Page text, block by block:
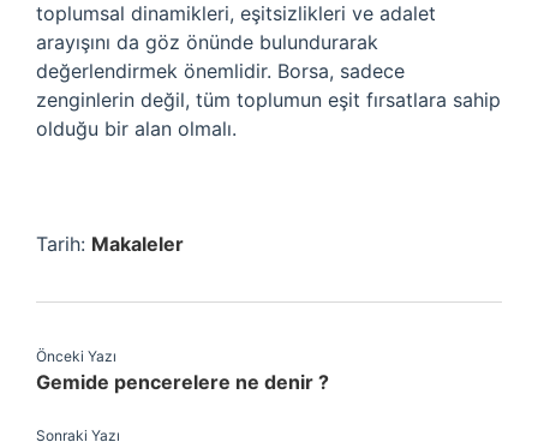
toplumsal dinamikleri, eşitsizlikleri ve adalet
arayışını da göz önünde bulundurarak
değerlendirmek önemlidir. Borsa, sadece
zenginlerin değil, tüm toplumun eşit fırsatlara sahip
olduğu bir alan olmalı.
Tarih: Makaleler
Önceki Yazı
Gemide pencerelere ne denir ?
Sonraki Yazı